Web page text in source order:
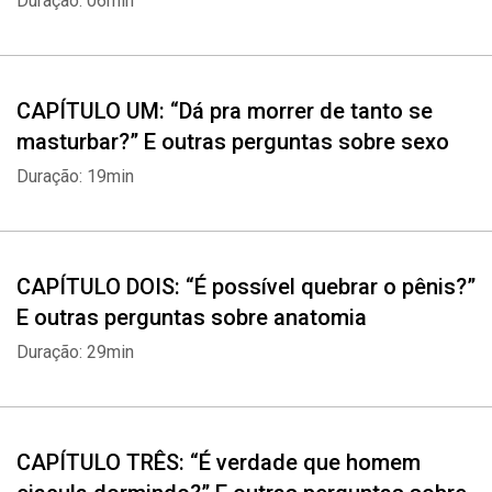
preocupe! E aí, vamos falar de sexo? irá te ajudar.
CAPÍTULO UM: “Dá pra morrer de tanto se
masturbar?” E outras perguntas sobre sexo
Duração: 19min
CAPÍTULO DOIS: “É possível quebrar o pênis?”
E outras perguntas sobre anatomia
Duração: 29min
CAPÍTULO TRÊS: “É verdade que homem